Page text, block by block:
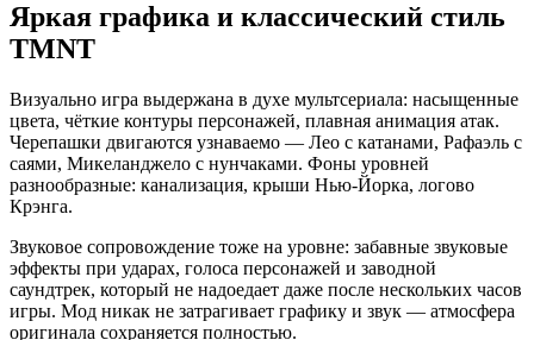
Яркая графика и классический стиль
TMNT
Визуально игра выдержана в духе мультсериала: насыщенные
цвета, чёткие контуры персонажей, плавная анимация атак.
Черепашки двигаются узнаваемо — Лео с катанами, Рафаэль с
саями, Микеланджело с нунчаками. Фоны уровней
разнообразные: канализация, крыши Нью-Йорка, логово
Крэнга.
Звуковое сопровождение тоже на уровне: забавные звуковые
эффекты при ударах, голоса персонажей и заводной
саундтрек, который не надоедает даже после нескольких часов
игры. Мод никак не затрагивает графику и звук — атмосфера
оригинала сохраняется полностью.